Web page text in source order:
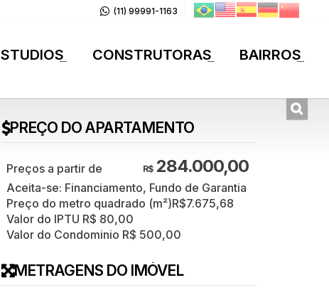
(11) 99991-1163
BAIRROS
CONSTRUTORAS
STUDIOS
PREÇO DO APARTAMENTO
R$284.000,00
Aceita-se: Financiamento, Fundo de Garantia
Preço do metro quadrado (m²)R$7.675,68
Valor do IPTU R$ 80,00
Valor do Condominio R$ 500,00
METRAGENS DO IMÓVEL